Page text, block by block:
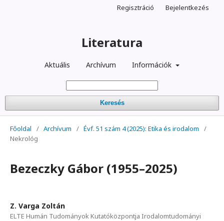
Literatura
Aktuális Archívum Információk
Keresés
Regisztráció Bejelentkezés
Főoldal / Archívum / Évf. 51 szám 4 (2025): Etika és irodalom
/
Nekrológ
Bezeczky Gábor (1955–2025)
Z. Varga Zoltán
ELTE Humán Tudományok Kutatóközpontja Irodalomtudományi